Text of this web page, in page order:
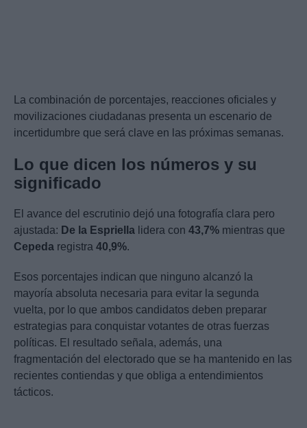
La combinación de porcentajes, reacciones oficiales y
movilizaciones ciudadanas presenta un escenario de
incertidumbre que será clave en las próximas semanas.
Lo que dicen los números y su
significado
El avance del escrutinio dejó una fotografía clara pero
ajustada: De la Espriella lidera con 43,7% mientras que
Cepeda registra 40,9%.
Esos porcentajes indican que ninguno alcanzó la
mayoría absoluta necesaria para evitar la segunda
vuelta, por lo que ambos candidatos deben preparar
estrategias para conquistar votantes de otras fuerzas
políticas. El resultado señala, además, una
fragmentación del electorado que se ha mantenido en las
recientes contiendas y que obliga a entendimientos
tácticos.